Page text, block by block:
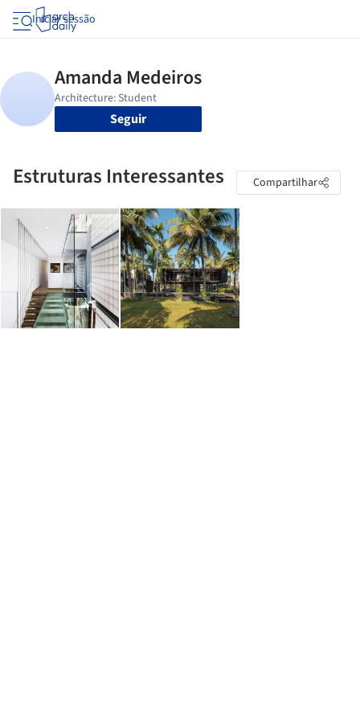
Iniciar sessão
Seguir
Estruturas Interessantes Compartilhar